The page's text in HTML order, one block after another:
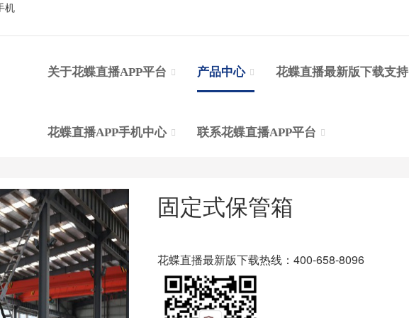
机
关于花蝶直播APP平台 产品中心 花蝶直播最新版下载支持
花蝶直播APP手机中心 联系花蝶直播APP平台
固定式保管箱
花蝶直播最新版下载热线：400-658-8096